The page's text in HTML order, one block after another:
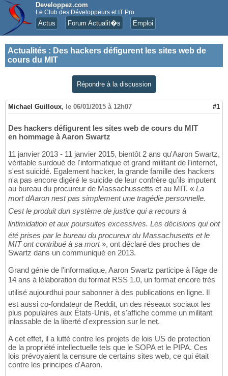
Developpez.com
Le Club des Développeurs et IT Pro
Actus Forum Actualit�s Emploi
Actualités : Des hackers défigurent les sites web de
cours du MIT
Répondre à la discussion
Michael Guilloux, le 06/01/2015 à 12h07 #1
Des hackers défigurent les sites web de cours du MIT
en hommage à Aaron Swartz
11 janvier 2013 - 11 janvier 2015, bientôt 2 ans qu'Aaron Swartz,
véritable surdoué de l'informatique et grand militant de l'internet,
s'est suicidé. Egalement hacker, la grande famille des hackers
n'a pas encore digéré le suicide de leur confrère qu'ils imputent
au bureau du procureur de Massachussetts et au MIT. « La
mort dAaron nest pas simplement une tragédie personnelle.
Cest le produit dun système de justice qui a recours à
lintimidation et aux poursuites excessives. Les décisions qui ont
été prises par le bureau du procureur du Massachusetts et le
MIT ont contribué à sa mort», ont déclaré des proches de
Swartz dans un communiqué en 2013.
Grand génie de l'informatique, Aaron Swartz participe à l'âge de
14 ans à lélaboration du format RSS 1.0, un format encore très
utilisé aujourdhui pour sabonner à des publications en ligne. Il
est aussi co-fondateur de Reddit, un des réseaux sociaux les
plus populaires aux États-Unis, et s'affiche comme un militant
inlassable de la liberté d'expression sur le net.
A cet effet, il a lutté contre les projets de lois US de protection
de la propriété intellectuelle tels que le SOPA et le PIPA. Ces
lois prévoyaient la censure de certains sites web, ce qui était
contre les principes d'Aaron.